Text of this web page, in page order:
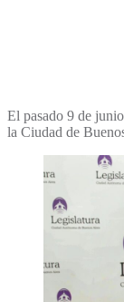
El pasado 9 de
la Ciudad de